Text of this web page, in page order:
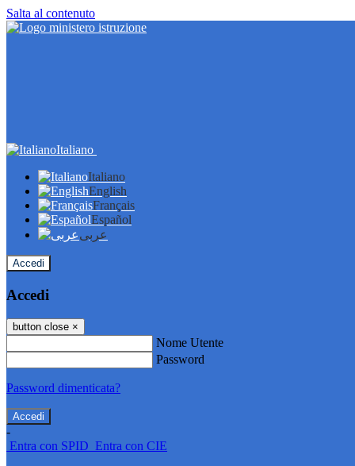
Salta al contenuto
Italiano
Italiano
English
Français
Español
عربى
Accedi
Accedi
button close ×
Nome Utente
Password
Password dimenticata?
-
Entra con SPID Entra con CIE